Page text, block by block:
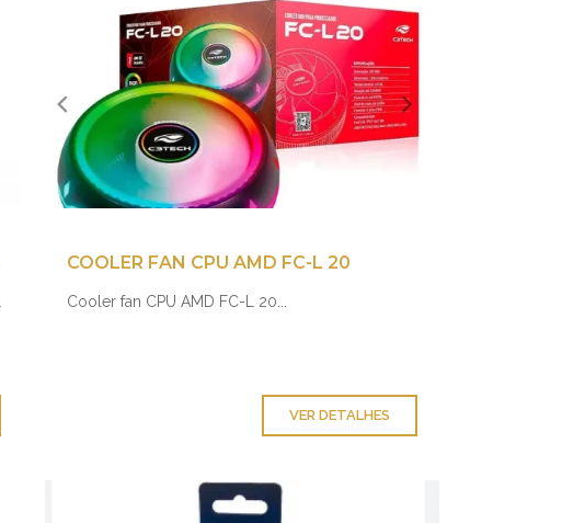
COOLER FAN CPU AMD FC-L 20
Cooler fan CPU AMD FC-L 20...
VER DETALHES